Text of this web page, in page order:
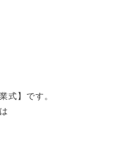
式】です。